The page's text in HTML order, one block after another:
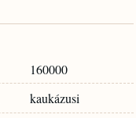
160000
kaukázusi